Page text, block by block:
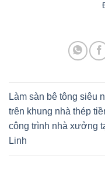
Làm sàn bê tông siêu
trên khung nhà thép
công trình nhà xưởng
Linh